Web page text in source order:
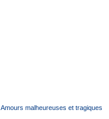
Amours malheureuses et tragiques